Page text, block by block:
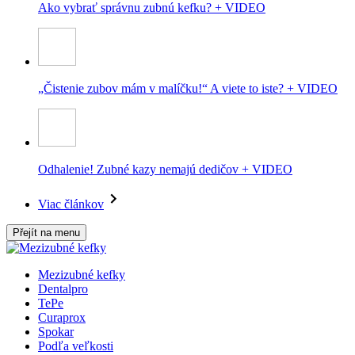
Ako vybrať správnu zubnú kefku? + VIDEO
„Čistenie zubov mám v malíčku!“ A viete to iste? + VIDEO
Odhalenie! Zubné kazy nemajú dedičov + VIDEO
Viac článkov
Přejít na menu
Mezizubné kefky
Dentalpro
TePe
Curaprox
Spokar
Podľa veľkosti